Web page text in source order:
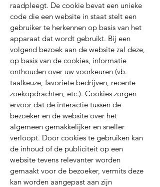
raadpleegt. De cookie bevat een unieke
code die een website in staat stelt een
gebruiker te herkennen op basis van het
apparaat dat wordt gebruikt. Bij een
volgend bezoek aan de website zal deze,
op basis van de cookies, informatie
onthouden over uw voorkeuren (vb.
taalkeuze, favoriete bedrijven, recente
zoekopdrachten, etc.). Cookies zorgen
ervoor dat de interactie tussen de
bezoeker en de website over het
algemeen gemakkelijker en sneller
verloopt. Door cookies te gebruiken kan
de inhoud of de publiciteit op een
website tevens relevanter worden
gemaakt voor de bezoeker, vermits deze
kan worden aangepast aan zijn